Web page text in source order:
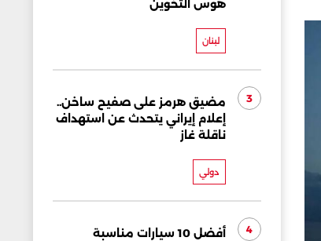
هوس التخوين
لبنان
3
مضيق هرمز على صفيح ساخن..
إعلام إيراني يتحدث عن استهداف
ناقلة غاز
دولي
4
أفضل 10 سيارات مناسبة